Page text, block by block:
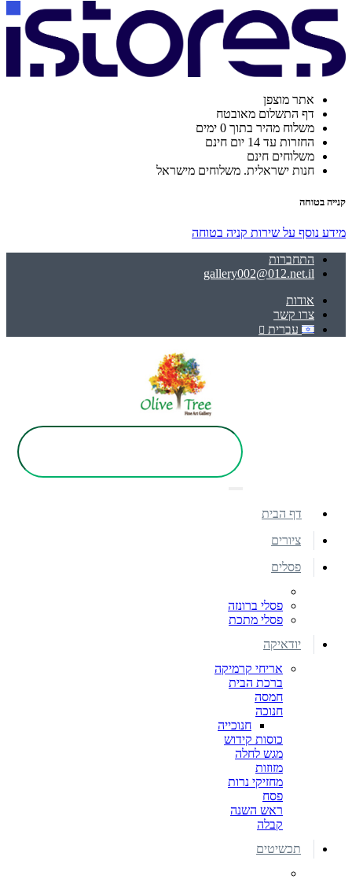
אתר מוצפן
דף התשלום מאובטח
משלוח מהיר בתוך 0 ימים
החזרות עד 14 יום חינם
משלוחים חינם
חנות ישראלית. משלוחים מישראל
קנייה בטוחה
מידע נוסף על שירות קניה בטוחה
התחברות
gallery002@012.net.il
אודות
צרו קשר
עברית
דף הבית
ציורים
פסלים
פסלי ברונזה
פסלי מתכת
יודאיקה
אריחי קרמיקה
ברכת הבית
חמסה
חנוכה
חנוכייה
כוסות קידוש
מגש לחלה
מזוזות
מחזיקי נרות
פסח
ראש השנה
קבלה
תכשיטים